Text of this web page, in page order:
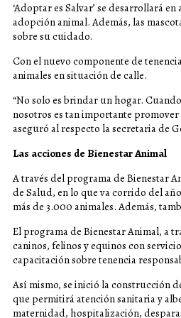
‘Adoptar es Salvar’ se desarrollará
adopción animal. Además, las
sobre su cuidado.
Con el nuevo componente de
animales en situación de calle.
“No solo es brindar un hogar.
nosotros es tan importante
aseguró al respecto la secretaria de
Las acciones de Bienestar Animal
A través del programa de Bienestar
de Salud, en lo que va corrido del
más de 3.000 animales. Además,
El programa de Bienestar Animal, a
caninos, felinos y equinos con
capacitación sobre tenencia
Así mismo, se inició la construcción
que permitirá atención sanitaria y
maternidad, hospitalización,